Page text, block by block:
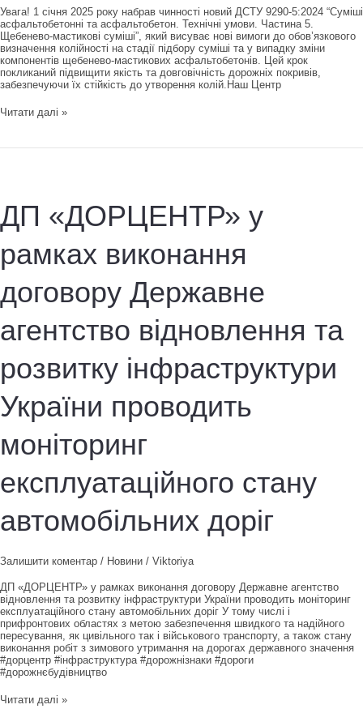
Увага! 1 січня 2025 року набрав чинності новий ДСТУ 9290-5:2024 “Суміші
асфальтобетонні та асфальтобетон. Технічні умови. Частина 5.
Щебенево-мастикові суміші”, який висуває нові вимоги до обов’язкового
визначення колійності на стадії підбору суміші та у випадку зміни
компонентів щебенево-мастикових асфальтобетонів. Цей крок
покликаний підвищити якість та довговічність дорожніх покривів,
забезпечуючи їх стійкість до утворення колій.Наш Центр
Увага!
2025
ДСТУ
9290-
5:2024
асфальтобетонні
та
Технічні
умови.
5.
Щебенево-
суміші”
Читати далі »
ДП «ДОРЦЕНТР» у
рамках виконання
договору Державне
агентство відновлення та
розвитку інфраструктури
України проводить
моніторинг
експлуатаційного стану
автомобільних доріг
Залишити коментар / Новини / Viktoriya
ДП «ДОРЦЕНТР» у рамках виконання договору Державне агентство
відновлення та розвитку інфраструктури України проводить моніторинг
експлуатаційного стану автомобільних доріг У тому числі і
прифронтових областях з метою забезпечення швидкого та надійного
пересування, як цивільного так і військового транспорту, а також стану
виконання робіт з зимового утримання на дорогах державного значення
#дорцентр #інфраструктура #дорожнізнаки #дороги
#дорожнєбудівництво
ДП
Читати далі »